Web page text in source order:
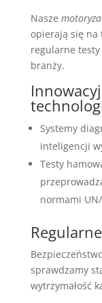
Nasze
opierają się na
regularne
branży.
Systemy
inteligencji
Testy
normami UN/
sprawdzamy
wytrzymałość